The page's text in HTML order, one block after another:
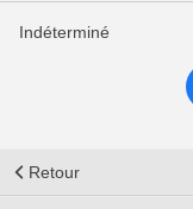
Indéterminé
Retour